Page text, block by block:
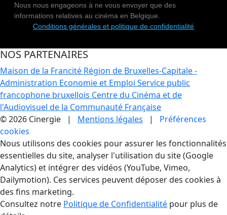
Nous nous engageons à ne vous envoyer que des
informations relatives au cinéma en Belgique.
Conditions générales et politique de confidentialité
NOS PARTENAIRES
Maison de la Francité Région de Bruxelles-Capitale -
Administration Economie et Emploi Service public
francophone bruxellois Centre du Cinéma et de
l'Audiovisuel de la Communauté Française
© 2026 Cinergie | Mentions légales | Préférences
cookies
Gestion des Cookies
Nous utilisons des cookies pour assurer les fonctionnalités
essentielles du site, analyser l'utilisation du site (Google
Analytics) et intégrer des vidéos (YouTube, Vimeo,
Dailymotion). Ces services peuvent déposer des cookies à
des fins marketing.
Consultez notre Politique de Confidentialité pour plus de